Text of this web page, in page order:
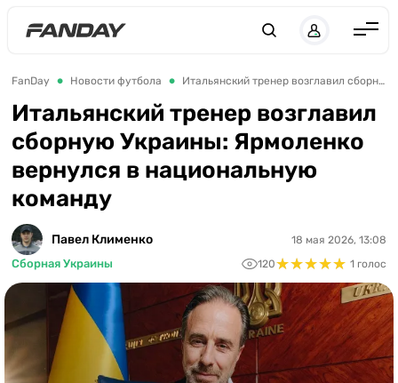
Англия
Испания
Германия
Италия
ЛЕ
ЧЕ-2028
Букмекеры
FanDay Новости футбола Итальянский тренер возглавил сборную Украины: Ярмоленко вернулся в национальную команду
Итальянский тренер возглавил
сборную Украины: Ярмоленко
вернулся в национальную
команду
Павел Клименко
Сборная Украины
18 мая 2026, 13:08
120★★★★★
★★★★★ 1 голос